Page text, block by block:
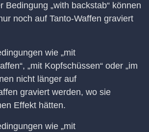
Bedingung „with backstab“ können
noch auf Tanto-Waffen graviert
wie „mit
„mit Kopfschüssen“ oder „im
nicht länger auf
graviert werden, wo sie
Effekt hätten.
wie „mit